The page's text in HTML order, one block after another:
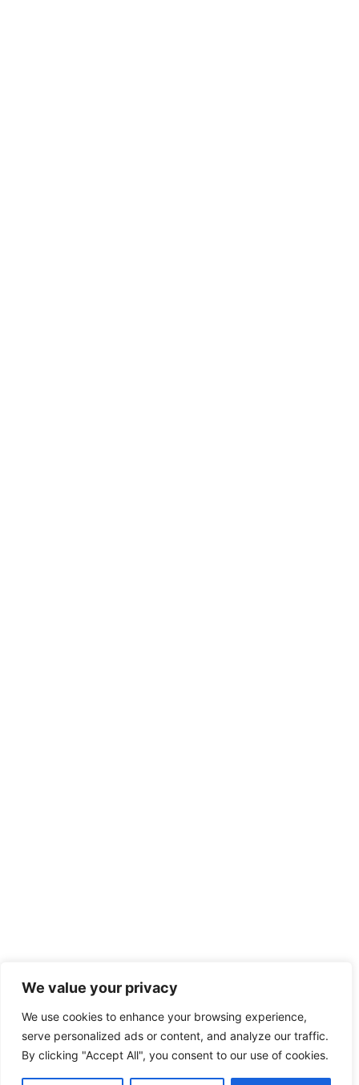
We value your privacy
We use cookies to enhance your browsing experience,
serve personalized ads or content, and analyze our traffic.
By clicking "Accept All", you consent to our use of cookies.